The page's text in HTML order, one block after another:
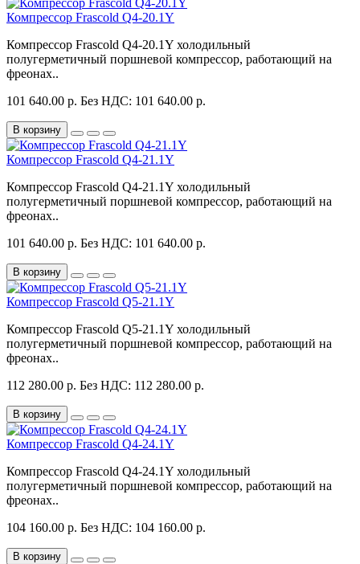
Компрессор Frascold Q4-20.1Y
Компрессор Frascold Q4-20.1Y холодильный
полугерметичный поршневой компрессор, работающий на
фреонах..
101 640.00 р. Без НДС: 101 640.00 р.
В корзину
Компрессор Frascold Q4-21.1Y
Компрессор Frascold Q4-21.1Y холодильный
полугерметичный поршневой компрессор, работающий на
фреонах..
101 640.00 р. Без НДС: 101 640.00 р.
В корзину
Компрессор Frascold Q5-21.1Y
Компрессор Frascold Q5-21.1Y холодильный
полугерметичный поршневой компрессор, работающий на
фреонах..
112 280.00 р. Без НДС: 112 280.00 р.
В корзину
Компрессор Frascold Q4-24.1Y
Компрессор Frascold Q4-24.1Y холодильный
полугерметичный поршневой компрессор, работающий на
фреонах..
104 160.00 р. Без НДС: 104 160.00 р.
В корзину